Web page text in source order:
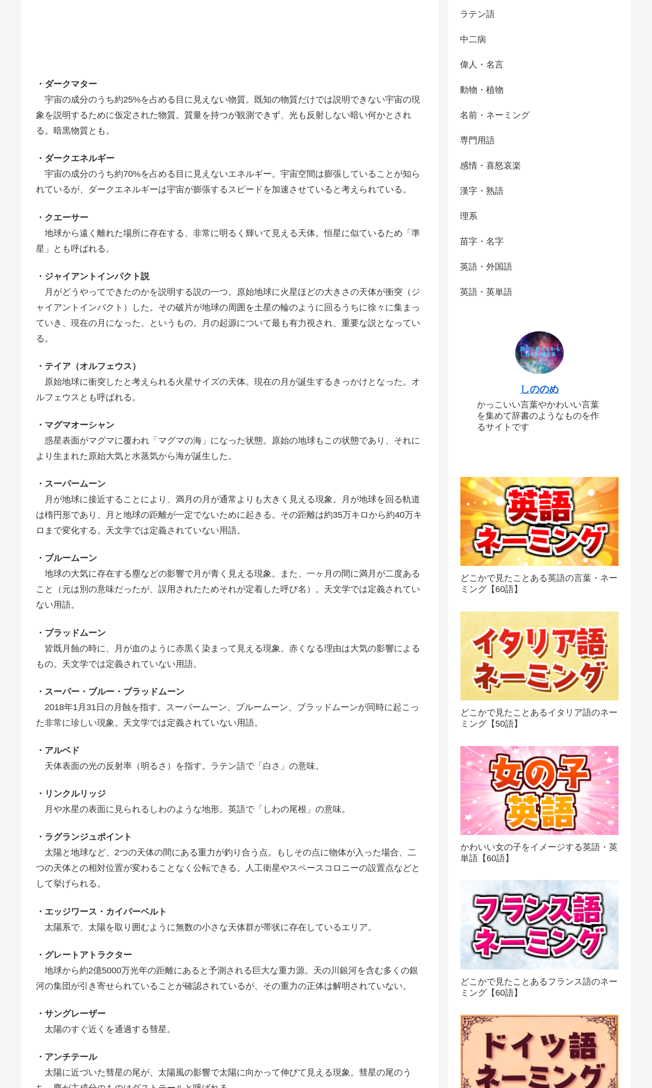
・ダークマター
宇宙の成分のうち約25%を占める目に見えない物質。既知の物質だけでは説明できない宇宙の現
象を説明するために仮定された物質。質量を持つが観測できず、光も反射しない暗い何かとされ
る。暗黒物質とも。
・ダークエネルギー
宇宙の成分のうち約70%を占める目に見えないエネルギー。宇宙空間は膨張していることが知ら
れているが、ダークエネルギーは宇宙が膨張するスピードを加速させていると考えられている。
・クエーサー
地球から遠く離れた場所に存在する、非常に明るく輝いて見える天体。恒星に似ているため「準
星」とも呼ばれる。
・ジャイアントインパクト説
月がどうやってできたのかを説明する説の一つ。原始地球に火星ほどの大きさの天体が衝突（ジ
ャイアントインパクト）した。その破片が地球の周囲を土星の輪のように回るうちに徐々に集まっ
ていき、現在の月になった、というもの。月の起源について最も有力視され、重要な説となってい
る。
・テイア（オルフェウス）
原始地球に衝突したと考えられる火星サイズの天体。現在の月が誕生するきっかけとなった。オ
ルフェウスとも呼ばれる。
・マグマオーシャン
惑星表面がマグマに覆われ「マグマの海」になった状態。原始の地球もこの状態であり、それに
より生まれた原始大気と水蒸気から海が誕生した。
・スーパームーン
月が地球に接近することにより、満月の月が通常よりも大きく見える現象。月が地球を回る軌道
は楕円形であり、月と地球の距離が一定でないために起きる。その距離は約35万キロから約40万キ
ロまで変化する。天文学では定義されていない用語。
・ブルームーン
地球の大気に存在する塵などの影響で月が青く見える現象。また、一ヶ月の間に満月が二度ある
こと（元は別の意味だったが、誤用されたためそれが定着した呼び名）。天文学では定義されてい
ない用語。
・ブラッドムーン
皆既月蝕の時に、月が血のように赤黒く染まって見える現象。赤くなる理由は大気の影響による
もの。天文学では定義されていない用語。
・スーパー・ブルー・ブラッドムーン
2018年1月31日の月蝕を指す。スーパームーン、ブルームーン、ブラッドムーンが同時に起こっ
た非常に珍しい現象。天文学では定義されていない用語。
・アルベド
天体表面の光の反射率（明るさ）を指す。ラテン語で「白さ」の意味。
・リンクルリッジ
月や水星の表面に見られるしわのような地形。英語で「しわの尾根」の意味。
・ラグランジュポイント
太陽と地球など、2つの天体の間にある重力が釣り合う点。もしその点に物体が入った場合、二
つの天体との相対位置が変わることなく公転できる。人工衛星やスペースコロニーの設置点などと
して挙げられる。
・エッジワース・カイパーベルト
太陽系で、太陽を取り囲むように無数の小さな天体群が帯状に存在しているエリア。
・グレートアトラクター
地球から約2億5000万光年の距離にあると予測される巨大な重力源。天の川銀河を含む多くの銀
河の集団が引き寄せられていることが確認されているが、その重力の正体は解明されていない。
・サングレーザー
太陽のすぐ近くを通過する彗星。
・アンチテール
太陽に近づいた彗星の尾が、太陽風の影響で太陽に向かって伸びて見える現象。彗星の尾のう
ラテン語
中二病
偉人・名言
動物・植物
名前・ネーミング
専門用語
感情・喜怒哀楽
漢字・熟語
理系
苗字・名字
英語・外国語
英語・英単語
しののめ
かっこいい言葉やかわいい言葉
を集めて辞書のようなものを作
るサイトです
どこかで見たことある英語の言葉・ネー
ミング【60語】
どこかで見たことあるイタリア語のネー
ミング【50語】
かわいい女の子をイメージする英語・英
単語【60語】
どこかで見たことあるフランス語のネー
ミング【60語】